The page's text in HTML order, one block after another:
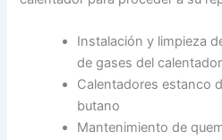
Instalación y limpieza
de gases del calentador
Calentadores estanco
butano
Mantenimiento de